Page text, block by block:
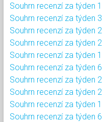
Souhrn recenzí za týden
Souhrn recenzí za týden
Souhrn recenzí za týden
Souhrn recenzí za týden
Souhrn recenzí za týden
Souhrn recenzí za týden
Souhrn recenzí za týden
Souhrn recenzí za týden
Souhrn recenzí za týden
Souhrn recenzí za týden